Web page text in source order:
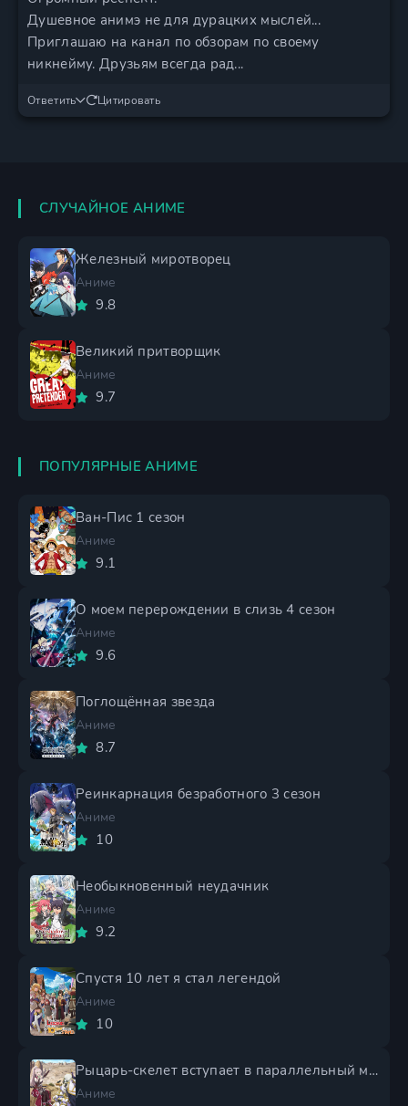
Душевное анимэ не для дурацких мыслей...
Приглашаю на канал по обзорам по своему
никнейму. Друзьям всегда рад...
Ответить Цитировать
СЛУЧАЙНОЕ АНИМЕ
Железный миротворец
Аниме
9.8
Великий притворщик
Аниме
9.7
ПОПУЛЯРНЫЕ АНИМЕ
Ван-Пис 1 сезон
Аниме
9.1
О моем перерождении в слизь 4 сезон
Аниме
9.6
Поглощённая звезда
Аниме
8.7
Реинкарнация безработного 3 сезон
Аниме
10
Необыкновенный неудачник
Аниме
9.2
Спустя 10 лет я стал легендой
Аниме
10
Рыцарь-скелет вступает в параллельный мир 2 сезон
Аниме